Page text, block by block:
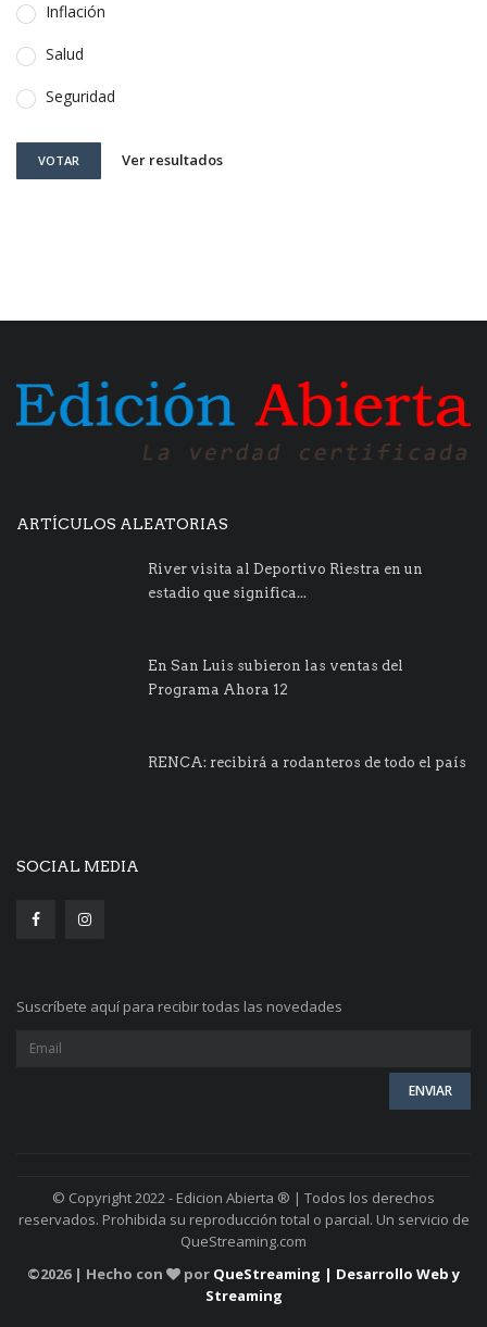
Inflación
Salud
Seguridad
VOTAR Ver resultados
ARTÍCULOS ALEATORIAS
River visita al Deportivo Riestra en un
estadio que significa...
En San Luis subieron las ventas del
Programa Ahora 12
RENCA: recibirá a rodanteros de todo el país
SOCIAL MEDIA
Suscríbete aquí para recibir todas las novedades
© Copyright 2022 - Edicion Abierta ® | Todos los derechos
reservados. Prohibida su reproducción total o parcial. Un servicio de
QueStreaming.com
©2026 | Hecho con por QueStreaming | Desarrollo Web y
Streaming